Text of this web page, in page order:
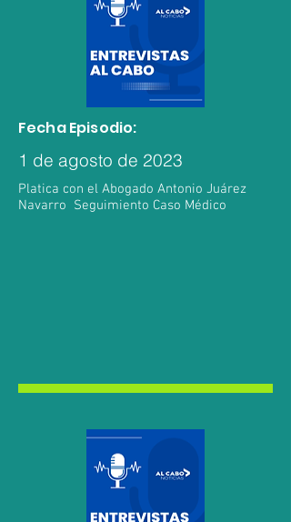
Fecha Episodio:
1 de agosto de 2023
Platica con el Abogado Antonio Juárez
Navarro Seguimiento Caso Médico